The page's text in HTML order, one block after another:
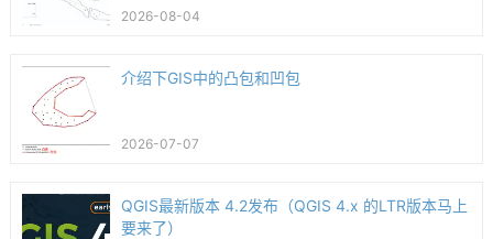
2026-08-04
介绍下GIS中的凸包和凹包
2026-07-07
QGIS最新版本 4.2发布（QGIS 4.x 的LTR版本马上
要来了）